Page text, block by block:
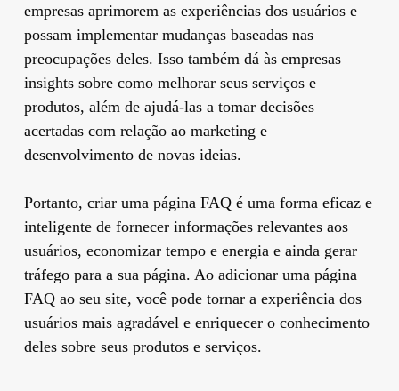
empresas aprimorem as experiências dos usuários e
possam implementar mudanças baseadas nas
preocupações deles. Isso também dá às empresas
insights sobre como melhorar seus serviços e
produtos, além de ajudá-las a tomar decisões
acertadas com relação ao marketing e
desenvolvimento de novas ideias.
Portanto, criar uma página FAQ é uma forma eficaz e
inteligente de fornecer informações relevantes aos
usuários, economizar tempo e energia e ainda gerar
tráfego para a sua página. Ao adicionar uma página
FAQ ao seu site, você pode tornar a experiência dos
usuários mais agradável e enriquecer o conhecimento
deles sobre seus produtos e serviços.